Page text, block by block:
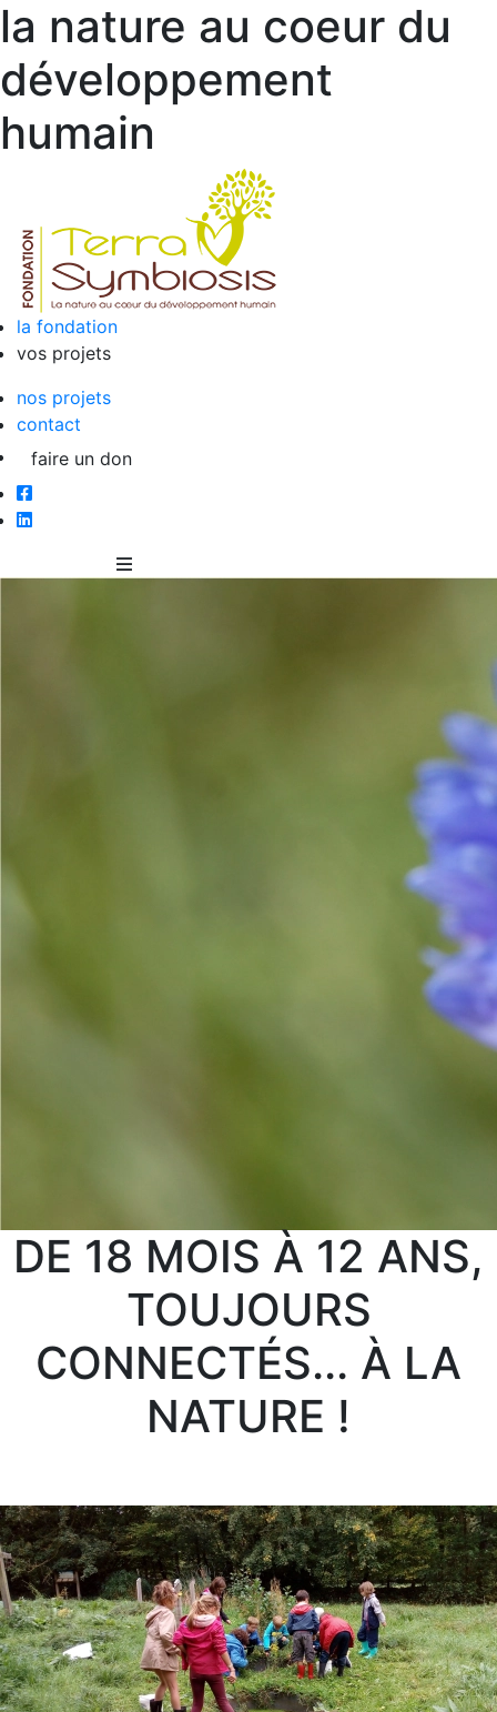
la nature au coeur du
développement
humain
la fondation
vos projets
nos projets
contact
faire un don
DE 18 MOIS À 12 ANS,
TOUJOURS
CONNECTÉS... À LA
NATURE !